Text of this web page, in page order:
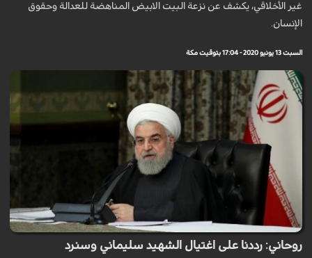
غير الأخلاقي، يكشف عن نزعة البيت الابيض المناهضة للعدالة وحقوق
الإنسان.
السبت 13 يونيو 2020 - 17:04 بتوقيت مكة
روحاني: رددنا على اغتيال الشهيد سليماني وسنرد